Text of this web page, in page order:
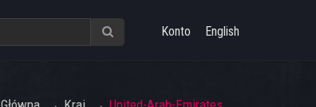
Konto English